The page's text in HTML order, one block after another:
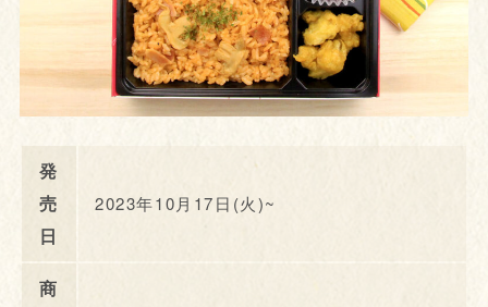
発
売
日
2023年10月17日(火)~
商